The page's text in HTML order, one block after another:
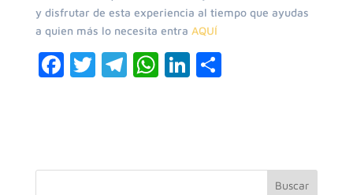
y disfrutar de esta experiencia al tiempo que ayudas
a quien más lo necesita entra AQUÍ
F
b
T T
a
W
A
Li
dI
C
ar
Buscar